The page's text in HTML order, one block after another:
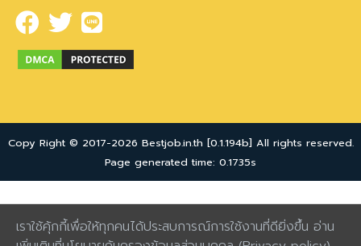
เราใช้คุ้กกี้เพื่อให้ทุกคนได้ประสบการณ์การใช้งานที่ดียิ่งขึ้น อ่าน
Copy Right © 2017-2026 Bestjob.in.th [0.1.194b] All rights reserved.
Page generated time: 0.1735s